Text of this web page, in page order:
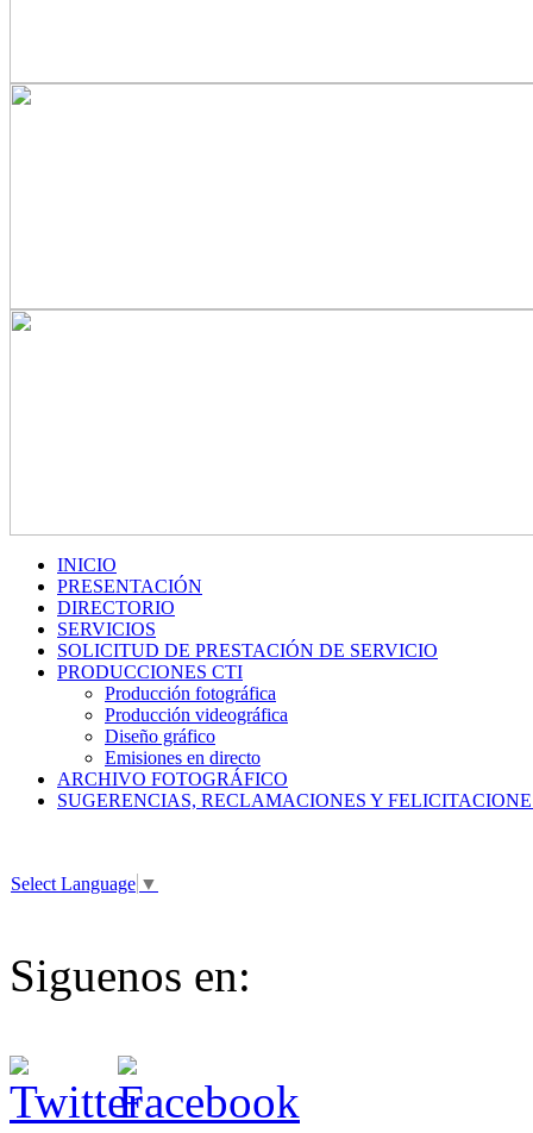
INICIO
PRESENTACIÓN
DIRECTORIO
SERVICIOS
SOLICITUD DE PRESTACIÓN DE SERVICIO
PRODUCCIONES CTI
Producción fotográfica
Producción videográfica
Diseño gráfico
Emisiones en directo
ARCHIVO FOTOGRÁFICO
SUGERENCIAS, RECLAMACIONES Y
Select Language ▼
Siguenos en: